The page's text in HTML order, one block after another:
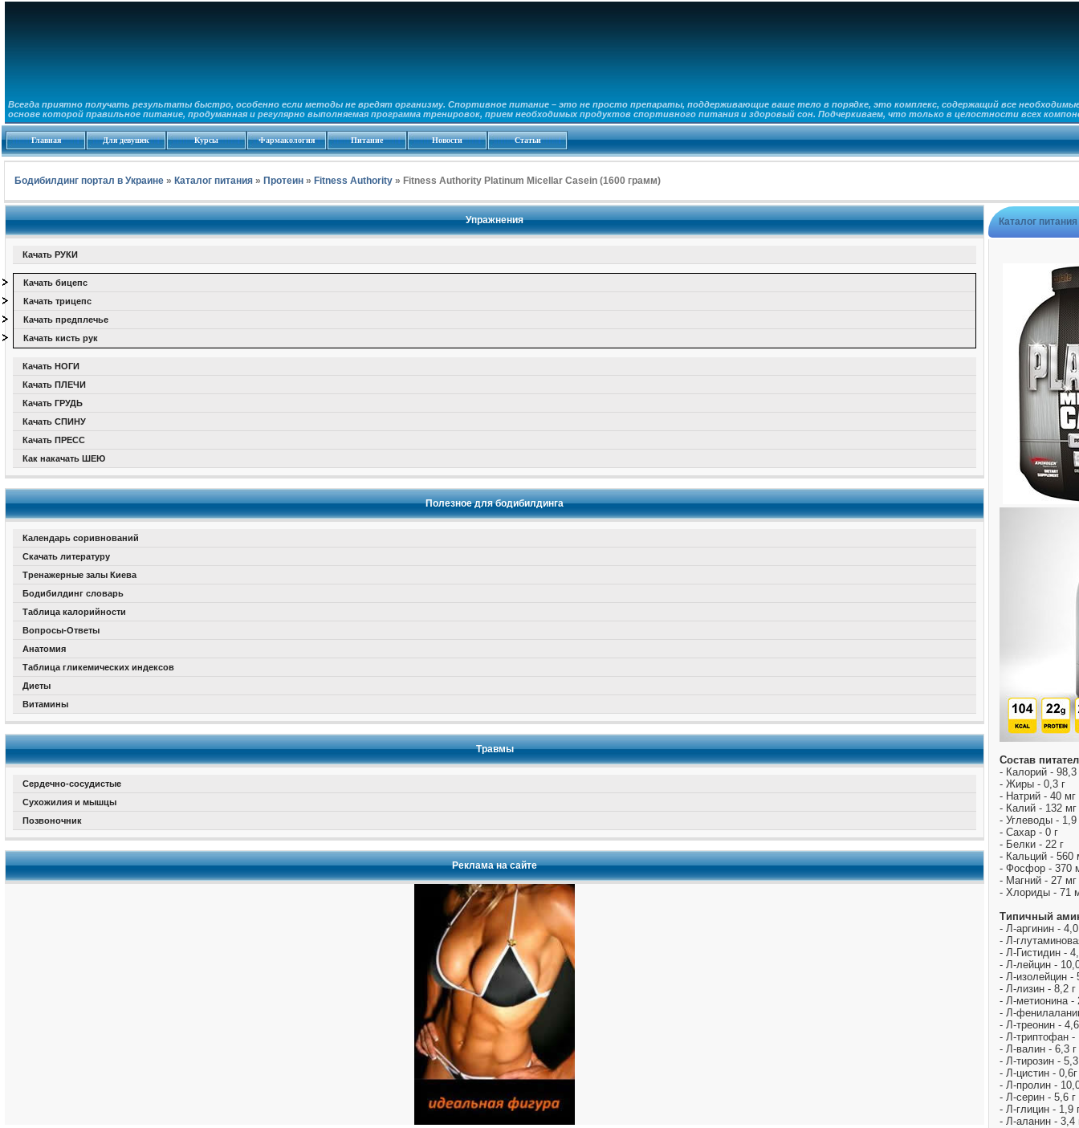
Всегда приятно получать результаты быстро, особенно если методы не вредят организму. Спортивное питание – это не просто препараты, поддерживающие ваше тело в порядке, это комплекс, содержащий все
основе которой правильное питание, продуманная и регулярно выполняемая программа тренировок, прием необходимых продуктов спортивного питания и здоровый сон. Подчеркиваем, что только в целостности всех
Главная Для девушек Курсы Фармакология Питание Новости Статьи
Бодибилдинг портал в Украине » Каталог питания » Протеин » Fitness Authority » Fitness Authority Platinum Micellar Casein (1600 грамм)
Упражнения
Качать РУКИ
Качать бицепс
Качать трицепс
Качать предплечье
Качать кисть рук
Качать НОГИ
Качать ПЛЕЧИ
Качать ГРУДЬ
Качать СПИНУ
Качать ПРЕСС
Как накачать ШЕЮ
Полезное для бодибилдинга
Календарь соривнований
Скачать литературу
Тренажерные залы Киева
Бодибилдинг словарь
Таблица калорийности
Вопросы-Ответы
Анатомия
Таблица гликемических индексов
Диеты
Витамины
Травмы
Сердечно-сосудистые
Сухожилия и мышцы
Позвоночник
Реклама на сайте
Каталог питания
Состав
- Калорий - 98,3
- Жиры - 0,3 г
- Натрий - 40 мг
- Калий - 132 мг
- Углеводы - 1,9
- Сахар - 0 г
- Белки - 22 г
- Кальций - 560
- Фосфор - 370
- Магний - 27 мг
- Хлориды - 71
Типичный
- Л-аргинин - 4,0
- Л-
- Л-Гистидин -
- Л-лейцин -
- Л-изолейцин -
- Л-лизин - 8,2 г
- Л-метионина -
- Л-
- Л-треонин -
- Л-триптофан -
- Л-валин - 6,3 г
- Л-тирозин - 5,3
- Л-цистин - 0,6г
- Л-пролин -
- Л-серин - 5,6 г
- Л-глицин - 1,9
- Л-аланин - 3,4